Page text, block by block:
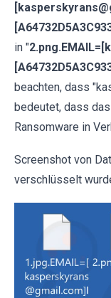
in "
beachten, dass
bedeutet, dass das
Ransomware in
Screenshot von
verschlüsselt